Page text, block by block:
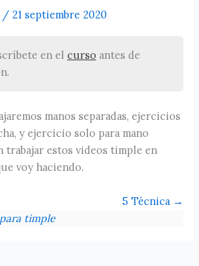
/ 21 septiembre 2020
en el curso antes de
manos separadas, ejercicios
y ejercicio solo para mano
trabajar estos videos timple en
voy haciendo.
5 Técnica
timple